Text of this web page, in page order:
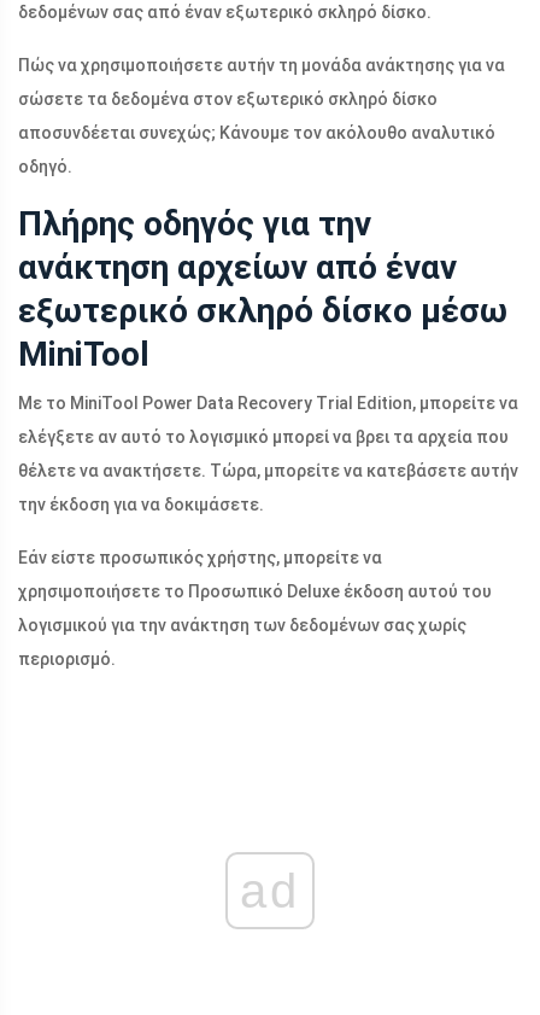
δεδομένων σας από έναν εξωτερικό σκληρό δίσκο.
Πώς να χρησιμοποιήσετε αυτήν τη μονάδα ανάκτησης για να
σώσετε τα δεδομένα στον εξωτερικό σκληρό δίσκο
αποσυνδέεται συνεχώς; Κάνουμε τον ακόλουθο αναλυτικό
οδηγό.
Πλήρης οδηγός για την
ανάκτηση αρχείων από έναν
εξωτερικό σκληρό δίσκο μέσω
MiniTool
Με το MiniTool Power Data Recovery Trial Edition, μπορείτε να
ελέγξετε αν αυτό το λογισμικό μπορεί να βρει τα αρχεία που
θέλετε να ανακτήσετε. Τώρα, μπορείτε να κατεβάσετε αυτήν
την έκδοση για να δοκιμάσετε.
Εάν είστε προσωπικός χρήστης, μπορείτε να
χρησιμοποιήσετε το Προσωπικό Deluxe έκδοση αυτού του
λογισμικού για την ανάκτηση των δεδομένων σας χωρίς
περιορισμό.
ad